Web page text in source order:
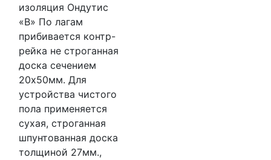
изоляция Ондутис
«В» По лагам
прибивается контр-
рейка не строганная
доска сечением
20х50мм. Для
устройства чистого
пола применяется
сухая, строганная
шпунтованная доска
толщиной 27мм.,